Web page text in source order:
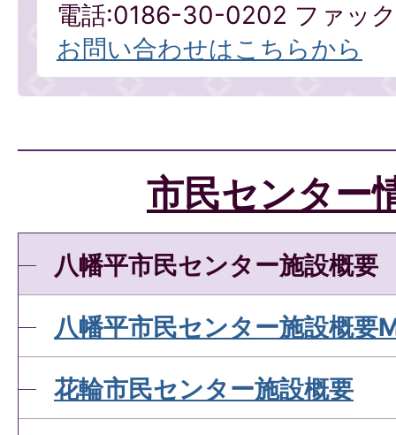
電話:0186-30-0202 ファッ
お問い合わせはこちらから
市民センター
八幡平市民センター施設概要
八幡平市民センター施設概要
花輪市民センター施設概要